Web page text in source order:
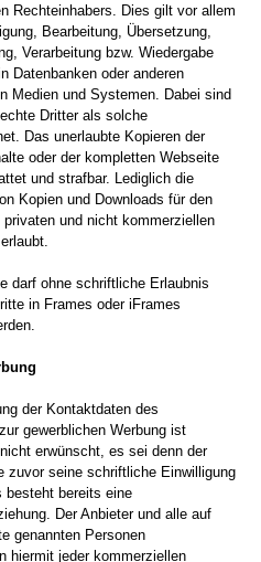
Rechteinhabers. Dies gilt vor allem
Bearbeitung, Übersetzung,
Verarbeitung bzw. Wiedergabe
Datenbanken oder anderen
Medien und Systemen. Dabei sind
Dritter als solche
Das unerlaubte Kopieren der
oder der kompletten Webseite
und strafbar. Lediglich die
Kopien und Downloads für den
privaten und nicht kommerziellen
darf ohne schriftliche Erlaubnis
in Frames oder iFrames
der Kontaktdaten des
gewerblichen Werbung ist
erwünscht, es sei denn der
zuvor seine schriftliche Einwilligung
besteht bereits eine
Der Anbieter und alle auf
genannten Personen
hiermit jeder kommerziellen